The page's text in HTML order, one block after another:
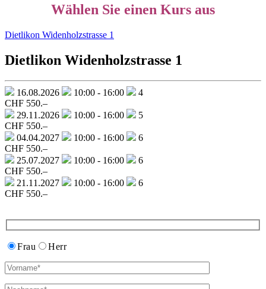
Wählen Sie einen Kurs aus
Dietlikon Widenholzstrasse 1
Dietlikon Widenholzstrasse 1
16.08.2026 10:00 - 16:00
4
CHF 550.–
29.11.2026
10:00 - 16:00
5
CHF 550.–
04.04.2027
10:00 - 16:00
6
CHF 550.–
25.07.2027
10:00 - 16:00
6
CHF 550.–
21.11.2027
10:00 - 16:00
6
CHF 550.–
Frau Herr